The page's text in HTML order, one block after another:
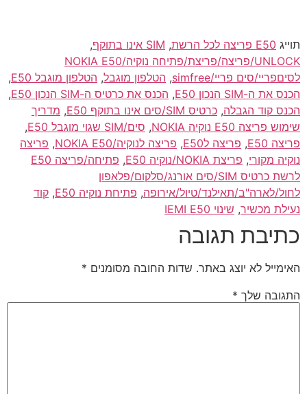
תוייג E50 פריצה לכל הרשת , SIM אינו בתוקף
,
UNLOCK/פריצה/פריצת/פתיחה נוקיה/NOKIA E50
לסיםפריי/סים פריי/simfree
, הטלפון מוגבל, הטלפון מוגבל E50
,
הכנס את ה-SIM הנכון E50
, הכנס את כרטיס ה-SIM הנכון E50
,
הכנס קוד הגבלה, כרטיס SIM/סים אינו בתוקף E50 , מדריך
שימוש פריצה E50 נוקיה NOKIA
, סים/SIM שגוי מוגבל E50
,
פריצה E50
, פריצה לE50 , פריצה לנוקיה/NOKIA E50 , פריצה
נוקיה מקורי, פריצת NOKIA/נוקיה E50 ,
פתיחה/פריצה E50
לרשת כרטיס SIM/סים אורנג/סלקום/פלאפון
לחול/לארה"ב/תאילנד/טיול/אירופה, פתיחת נוקיה E50 , קוד
נעילת מכשיר, שינוי IEMI E50
כתיבת תגובה
האימייל לא יוצג באתר. שדות החובה מסומנים *
התגובה שלך *